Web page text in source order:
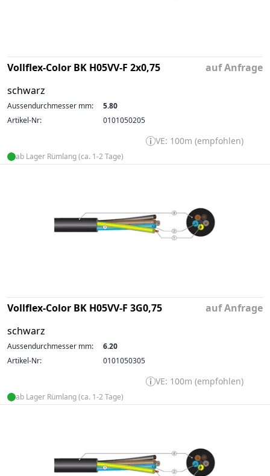
Vollflex-Color BK H05VV-F 2x0,75
schwarz
auf Anfrage
Aussendurchmesser mm:
5.80
Artikel-Nr:
0101050205
VE: 100m (empfohlen)
ab Lager Rümlang (ca. 1-2 Tage)
Vollflex-Color BK H05VV-F 3G0,75
schwarz
auf Anfrage
Aussendurchmesser mm:
6.20
Artikel-Nr:
0101050305
VE: 100m (empfohlen)
ab Lager Rümlang (ca. 1-2 Tage)